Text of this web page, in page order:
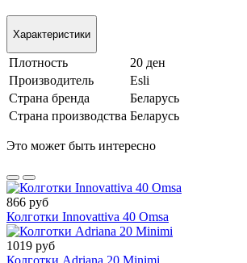
Характеристики
Плотность
20 ден
Производитель
Esli
Страна бренда
Беларусь
Страна производства Беларусь
Это может быть интересно
866 руб
Колготки Innovattiva 40 Omsa
1019 руб